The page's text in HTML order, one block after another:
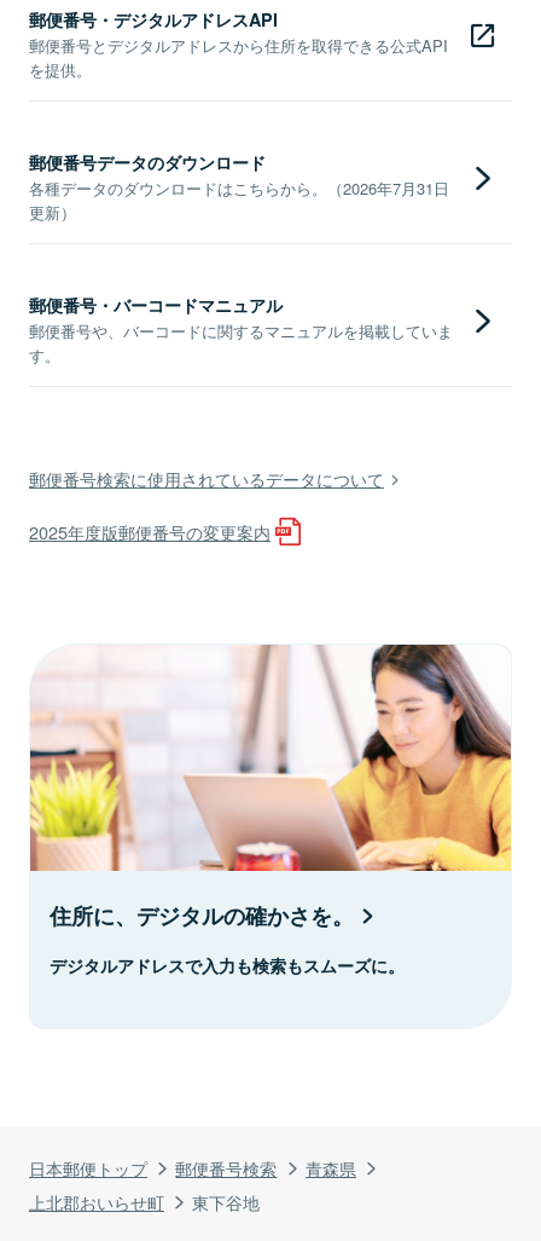
日本郵便トップ 郵便番号検索
青森県
上北郡おいらせ町
東下谷地
郵便番号・デジタルアドレスAPI
郵便番号とデジタルアドレスから住所を取得できる公式API
を提供。
郵便番号データのダウンロード
各種データのダウンロードはこちらから。（2026年7月31日
更新）
郵便番号・バーコードマニュアル
郵便番号や、バーコードに関するマニュアルを掲載していま
す。
郵便番号検索に使用されているデータについて
2025年度版郵便番号の変更案内
住所に、デジタルの確かさを。
デジタルアドレスで入力も検索もスムーズに。